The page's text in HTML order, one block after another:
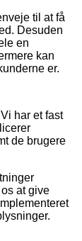
til at få
Desuden
en
kan
er.
har et fast
de brugere
at give